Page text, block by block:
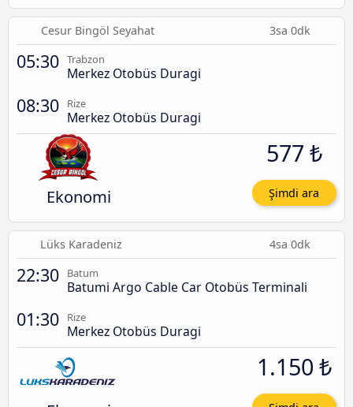
Cesur Bingöl Seyahat 3sa 0dk
05:30 Trabzon
Merkez Otobüs Duragi
08:30 Rize
Merkez Otobüs Duragi
Ekonomi
577 ₺
Şimdi ara
Lüks Karadeniz 4sa 0dk
22:30 Batum
Batumi Argo Cable Car Otobüs Terminali
01:30 Rize
Merkez Otobüs Duragi
1.150 ₺